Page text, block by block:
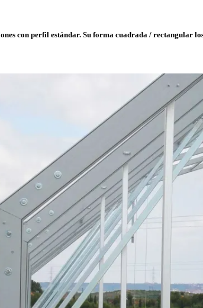
con perfil estándar. Su forma cuadrada / rectangular